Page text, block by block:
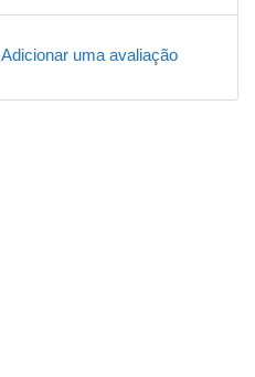
Adicionar uma avaliação